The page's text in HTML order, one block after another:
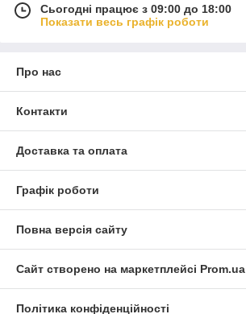
Сьогодні працює з 09:00 до 18:00
Показати весь графік роботи
Про нас
Контакти
Доставка та оплата
Графік роботи
Повна версія сайту
Сайт створено на маркетплейсі Prom.ua
Політика конфіденційності